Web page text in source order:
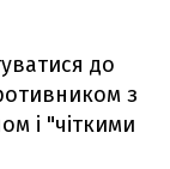
до
з
і "чіткими